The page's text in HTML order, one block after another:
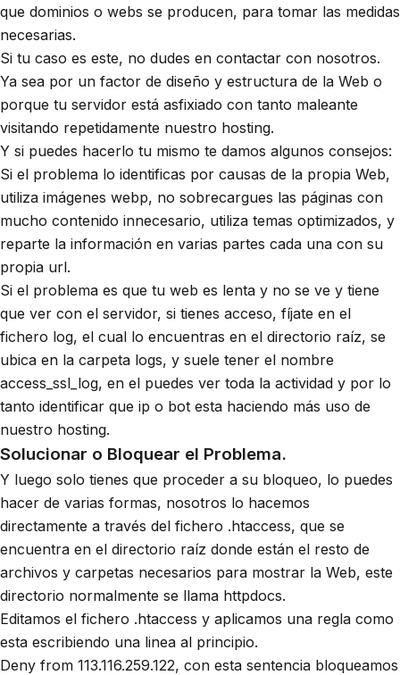
que dominios o webs se producen, para tomar las medidas
necesarias.
Si tu caso es este, no dudes en contactar con nosotros.
Ya sea por un factor de diseño y estructura de la Web o
porque tu servidor está asfixiado con tanto maleante
visitando repetidamente nuestro hosting.
Y si puedes hacerlo tu mismo te damos algunos consejos:
Si el problema lo identificas por causas de la propia Web,
utiliza imágenes webp, no sobrecargues las páginas con
mucho contenido innecesario, utiliza temas optimizados, y
reparte la información en varias partes cada una con su
propia url.
Si el problema es que tu web es lenta y no se ve y tiene
que ver con el servidor, si tienes acceso, fíjate en el
fichero log, el cual lo encuentras en el directorio raíz, se
ubica en la carpeta logs, y suele tener el nombre
access_ssl_log, en el puedes ver toda la actividad y por lo
tanto identificar que ip o bot esta haciendo más uso de
nuestro hosting.
Solucionar o Bloquear el Problema.
Y luego solo tienes que proceder a su bloqueo, lo puedes
hacer de varias formas, nosotros lo hacemos
directamente a través del fichero .htaccess, que se
encuentra en el directorio raíz donde están el resto de
archivos y carpetas necesarios para mostrar la Web, este
directorio normalmente se llama httpdocs.
Editamos el fichero .htaccess y aplicamos una regla como
esta escribiendo una linea al principio.
Deny from 113.116.259.122, con esta sentencia bloqueamos